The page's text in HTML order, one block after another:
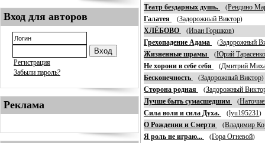
Вход для авторов
Регистрация
Забыли пароль?
Реклама
Театр бездарных душь.
(Рендино
Галатея
(Задорожный Виктор)
ХЛЁБОВО (Иван Горшков)
Грехопадение Адама (Задорожный
Жизненные шрамы
(Юрий Тарасенко
Не хорони в себе себя
(Дмитрий
Бесконечность
(Задорожный Виктор
Сторона родная (Задорожный
Лучше быть сумасшедшим
(
Сила воли и сила Духа.
(lyu195231)
О Рождении и Смерти (Владимир
Я роль не играю...
(Гора Огневой)